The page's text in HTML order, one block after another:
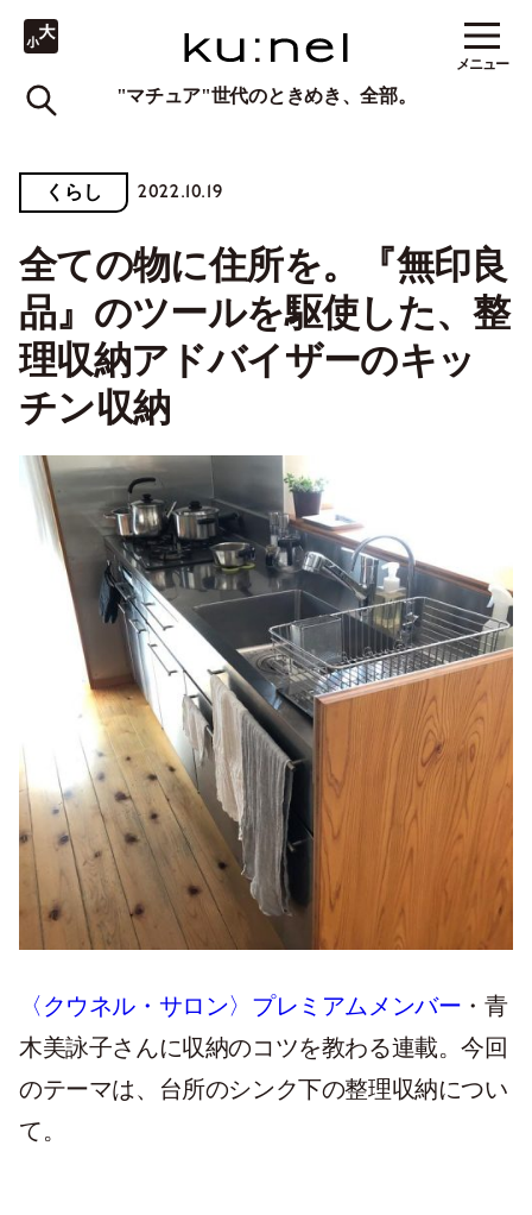
"マチュア"世代のときめき、全部。
メニュー
くらし 2022.10.19
全ての物に住所を。『無印良
品』のツールを駆使した、整
理収納アドバイザーのキッ
チン収納
〈クウネル・サロン〉プレミアムメンバー ・青
木美詠子さんに収納のコツを教わる連載。今回
のテーマは、台所のシンク下の整理収納につい
て。